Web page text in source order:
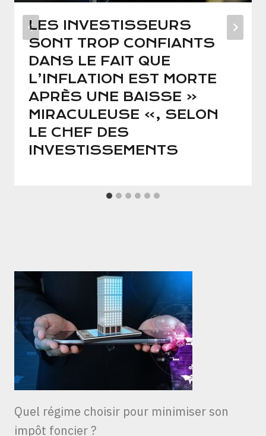
LES INVESTISSEURS
SONT TROP CONFIANTS
DANS LE FAIT QUE
L’INFLATION EST MORTE
APRÈS UNE BAISSE «
MIRACULEUSE », SELON
LE CHEF DES
INVESTISSEMENTS
Quel régime choisir pour minimiser son
impôt foncier ?